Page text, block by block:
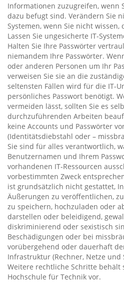
Informationen zuzugreifen, wenn
dazu befugt sind. Verändern Sie
Systemen, wenn Sie nicht wissen,
Lassen Sie ungesicherte IT-
Halten Sie Ihre Passwörter
niemandem Ihre Passwörter.
oder anderen Personen um Ihr
verweisen Sie sie an die
seltensten Fällen wird für die IT-
persönliches Passwort benötigt.
vermeiden lässt, sollten Sie es
durchzuführenden Arbeiten
keine Accounts und Passwörter
(Identitätsdiebstahl oder –
Sie sind für alles verantwortlich,
Benutzernamen und Ihrem
vorhandenen IT-Ressourcen
vorbestimmten Zweck
ist grundsätzlich nicht gestattet,
Äußerungen zu veröffentlichen,
zu speichern, hochzuladen oder
darstellen oder beleidigend,
diskriminierend oder sexistisch
Beschädigungen oder bei
vorübergehend oder dauerhaft
Infrastruktur (Rechner, Netze und
Weitere rechtliche Schritte behält
Hochschule für Technik vor.